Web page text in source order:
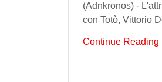
(Adnkronos) -
con Totò, Vittorio
Continue Reading